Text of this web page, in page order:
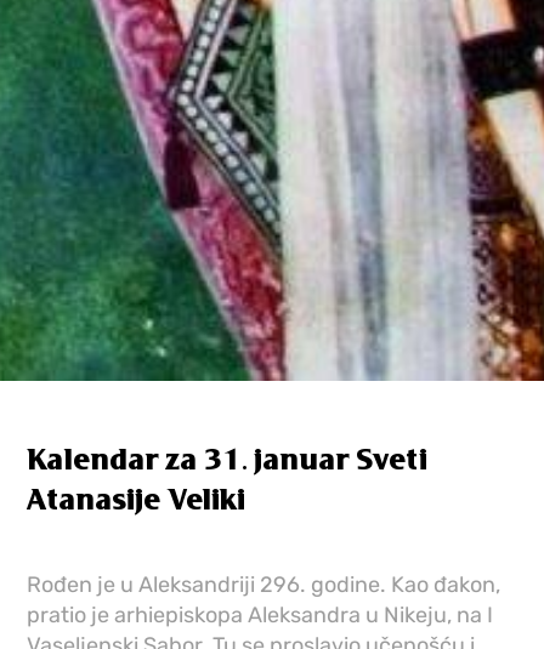
Kalendar za 31. januar Sveti
Atanasije Veliki
Rođen je u Aleksandriji 296. godine. Kao đakon,
pratio je arhiepiskopa Aleksandra u Nikeju, na I